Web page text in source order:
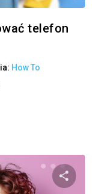
telefon
How To